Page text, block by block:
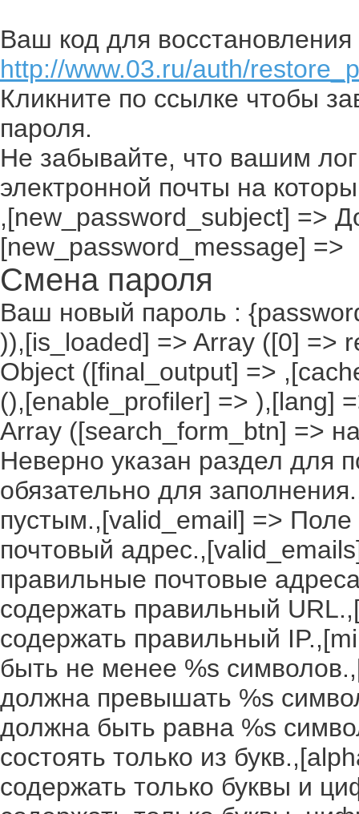
Ваш код для восстановления
http://www.03.ru/auth/
Кликните по ссылке чтобы
пароля.
Не забывайте, что вашим
электронной почты на
,[new_password_subject] =>
[new_password_message] =>
Смена пароля
Ваш новый пароль :
)),[is_loaded] => Array ([0] =>
Object ([final_output] =>
(),[enable_profiler] => ),[lang]
Array ([search_form_btn] =>
Неверно указан раздел для
обязательно для
пустым.,[valid_email] =>
почтовый
правильные почтовые
содержать правильный
содержать правильный
быть не менее %s
должна превышать %s
должна быть равна %s
состоять только из
содержать только буквы и